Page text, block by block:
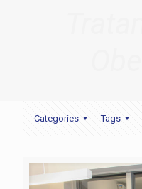
Categories Tags